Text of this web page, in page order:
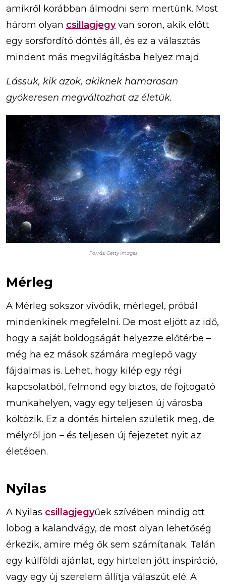
amikről korábban álmodni sem mertünk. Most
három olyan csillagjegyvan soron, akik előtt
egy sorsfordító döntés áll, és ez a választás
mindent más megvilágításba helyez majd.
Lássuk, kik azok, akiknek hamarosan
gyökeresen megváltozhat az életük.
Forrás: Getty Images
Mérleg
A Mérleg sokszor vívódik, mérlegel, próbál
mindenkinek megfelelni. De most eljött az idő,
hogy a saját boldogságát helyezze előtérbe –
még ha ez mások számára meglepő vagy
fájdalmas is. Lehet, hogy kilép egy régi
kapcsolatból, felmond egy biztos, de fojtogató
munkahelyen, vagy egy teljesen új városba
költözik. Ez a döntés hirtelen születik meg, de
mélyről jön – és teljesen új fejezetet nyit az
életében.
Nyilas
A Nyilas csillagjegyűek szívében mindig ott
lobog a kalandvágy, de most olyan lehetőség
érkezik, amire még ők sem számítanak. Talán
egy külföldi ajánlat, egy hirtelen jött inspiráció,
vagy egy új szerelem állítja válaszút elé. A